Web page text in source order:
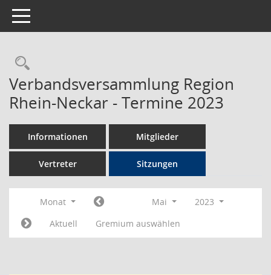
Toggle navigation
Rechercheauswahl
Verbandsversammlung Region
Rhein-Neckar - Termine 2023
Informationen Mitglieder
Vertreter Sitzungen
Monat Mai
2023
Aktuell
Gremium auswählen